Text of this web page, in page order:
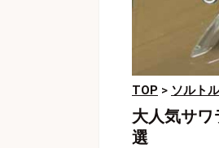
TOP > ソルト
大人気サ
選